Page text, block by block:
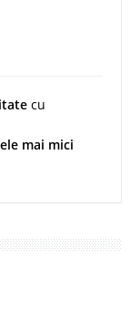
cu
mai mici